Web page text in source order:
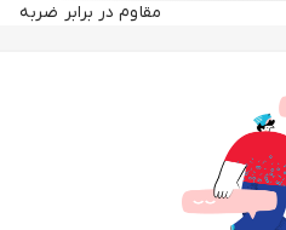
مقاوم در برابر ضربه